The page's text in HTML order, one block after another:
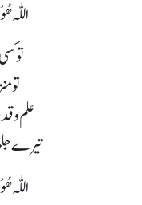
اللّٰہ
تو
تو
علم و
تیرے
اللّٰہ